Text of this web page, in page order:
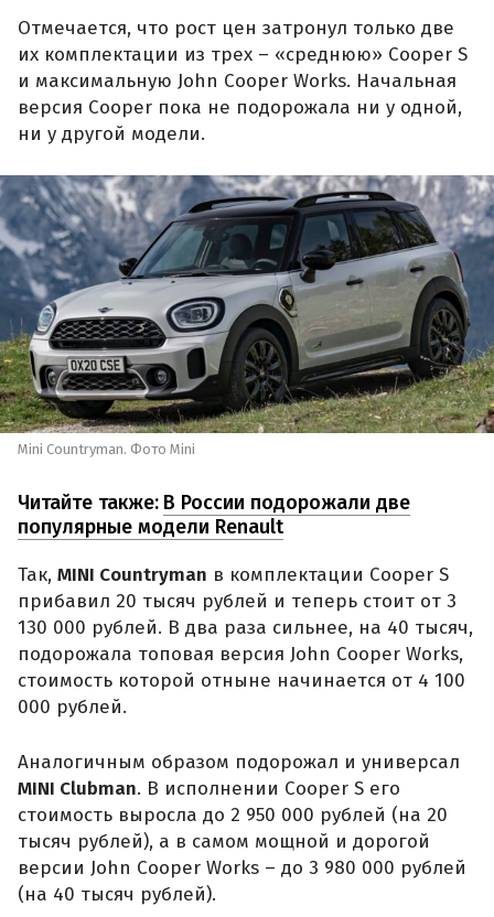
Отмечается, что рост цен затронул только две
их комплектации из трех – «среднюю» Cooper S
и максимальную John Cooper Works. Начальная
версия Cooper пока не подорожала ни у одной,
ни у другой модели.
Mini Countryman. Фото Mini
Читайте также: В России подорожали две
популярные модели Renault
Так, MINI Countryman в комплектации Cooper S
прибавил 20 тысяч рублей и теперь стоит от 3
130 000 рублей. В два раза сильнее, на 40 тысяч,
подорожала топовая версия John Cooper Works,
стоимость которой отныне начинается от 4 100
000 рублей.
Аналогичным образом подорожал и универсал
MINI Clubman. В исполнении Cooper S его
стоимость выросла до 2 950 000 рублей (на 20
тысяч рублей), а в самом мощной и дорогой
версии John Cooper Works – до 3 980 000 рублей
(на 40 тысяч рублей).